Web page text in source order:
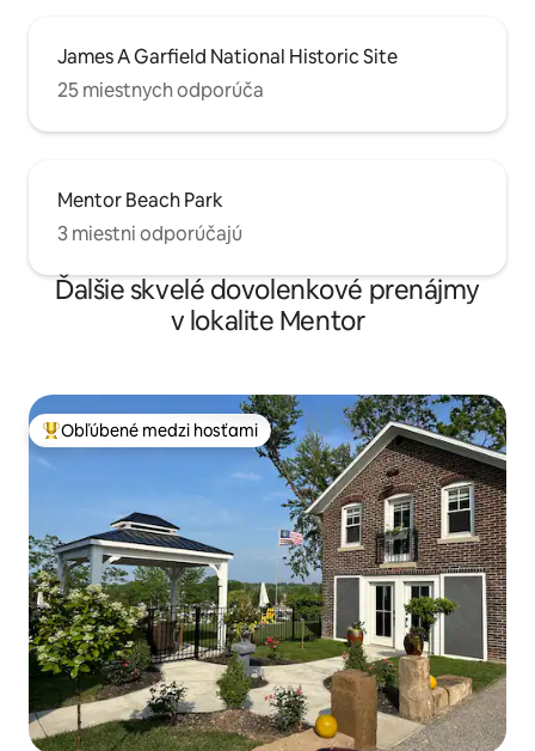
James A Garfield National Historic Site
25 miestnych odporúča
Mentor Beach Park
3 miestni odporúčajú
Ďalšie skvelé dovolenkové prenájmy
v lokalite Mentor
Najobľúbenejšie medzi hosťami
Obľúbené medzi hosťami